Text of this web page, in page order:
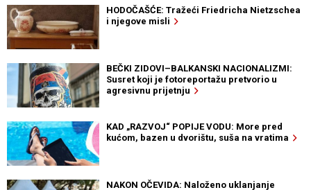
HODOČAŠĆE: Tražeći Friedricha Nietzschea
i njegove misli
BEČKI ZIDOVI–BALKANSKI NACIONALIZMI:
Susret koji je fotoreportažu pretvorio u
agresivnu prijetnju
KAD „RAZVOJ“ POPIJE VODU: More pred
kućom, bazen u dvorištu, suša na vratima
NAKON OČEVIDA: Naloženo uklanjanje